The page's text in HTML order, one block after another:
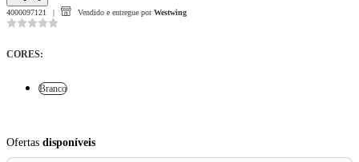
4000097121 Vendido e entregue por Westwing
CORES:
Branco
Ofertas disponíveis